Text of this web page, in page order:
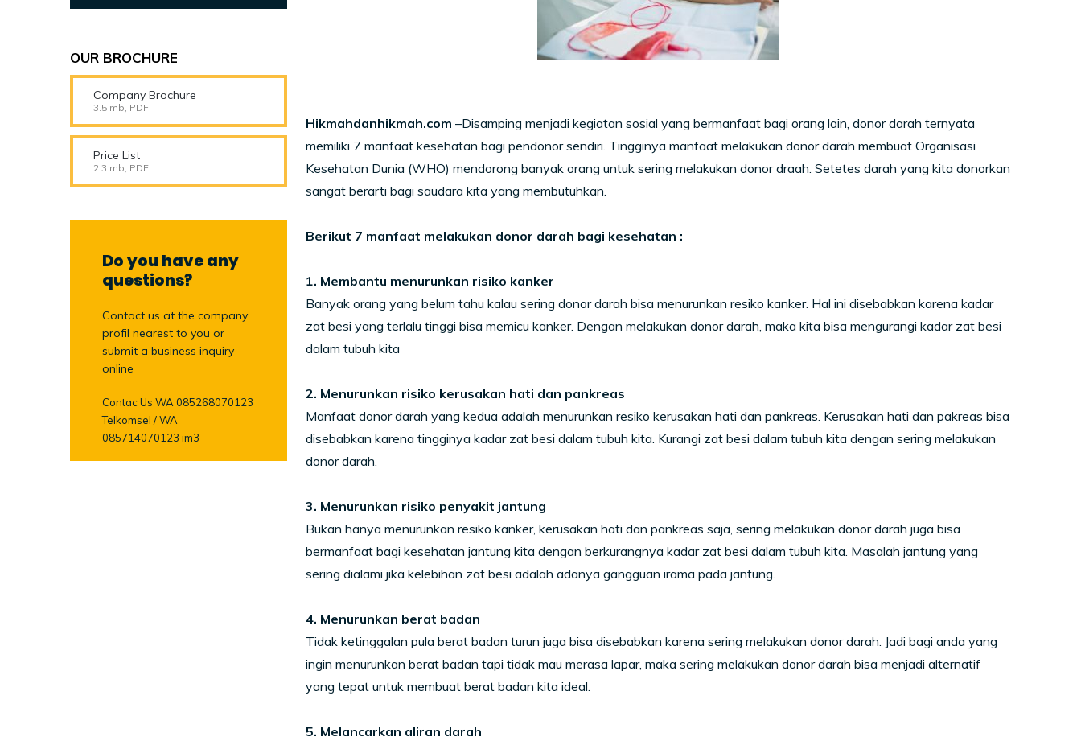
Hikmahdanhikmah.com –Disamping menjadi kegiatan sosial yang bermanfaat bagi orang lain, donor darah ternyata
memiliki 7 manfaat kesehatan bagi pendonor sendiri. Tingginya manfaat melakukan donor darah membuat Organisasi
Kesehatan Dunia (WHO) mendorong banyak orang untuk sering melakukan donor draah. Setetes darah yang kita donorkan
sangat berarti bagi saudara kita yang membutuhkan.
Berikut 7 manfaat melakukan donor darah bagi kesehatan :
1. Membantu menurunkan risiko kanker
Banyak orang yang belum tahu kalau sering donor darah bisa menurunkan resiko kanker. Hal ini disebabkan karena kadar
zat besi yang terlalu tinggi bisa memicu kanker. Dengan melakukan donor darah, maka kita bisa mengurangi kadar zat besi
dalam tubuh kita
2. Menurunkan risiko kerusakan hati dan pankreas
Manfaat donor darah yang kedua adalah menurunkan resiko kerusakan hati dan pankreas. Kerusakan hati dan pakreas bisa
disebabkan karena tingginya kadar zat besi dalam tubuh kita. Kurangi zat besi dalam tubuh kita dengan sering melakukan
donor darah.
3. Menurunkan risiko penyakit jantung
Bukan hanya menurunkan resiko kanker, kerusakan hati dan pankreas saja, sering melakukan donor darah juga bisa
bermanfaat bagi kesehatan jantung kita dengan berkurangnya kadar zat besi dalam tubuh kita. Masalah jantung yang
sering dialami jika kelebihan zat besi adalah adanya gangguan irama pada jantung.
4. Menurunkan berat badan
Tidak ketinggalan pula berat badan turun juga bisa disebabkan karena sering melakukan donor darah. Jadi bagi anda yang
ingin menurunkan berat badan tapi tidak mau merasa lapar, maka sering melakukan donor darah bisa menjadi alternatif
yang tepat untuk membuat berat badan kita ideal.
5. Melancarkan aliran darah
OUR BROCHURE
Company Brochure
3.5 mb, PDF
Price List
2.3 mb, PDF
Do you have any
questions?
Contact us at the company
profil nearest to you or
submit a business inquiry
online
Contac Us WA 085268070123
Telkomsel / WA
085714070123 im3